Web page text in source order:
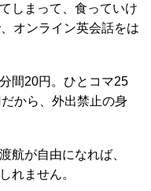
しまって、食っていけ
オンライン英会話をは
間20円。ひとコマ25
から、外出禁止の身
航が自由になれば、
れません。